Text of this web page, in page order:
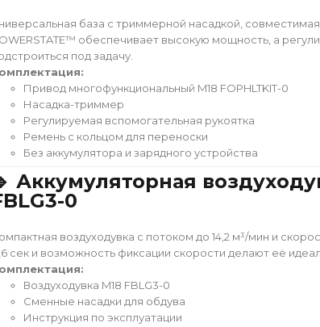
база с триммерной насадкой,
обеспечивает высокую мощность, а
под задачу.
Привод многофункциональный M18 FOPHLTKIT-0
Насадка-триммер
Регулируемая вспомогательная рукоятка
Ремень с кольцом для переноски
Без аккумулятора и зарядного устройства
Аккумуляторная
0
воздуходувка с потоком до 14,2 м³/мин и
сек и возможность фиксации скорости делают её
Воздуходувка M18 FBLG3-0
Сменные насадки для обдува
Инструкция по эксплуатации